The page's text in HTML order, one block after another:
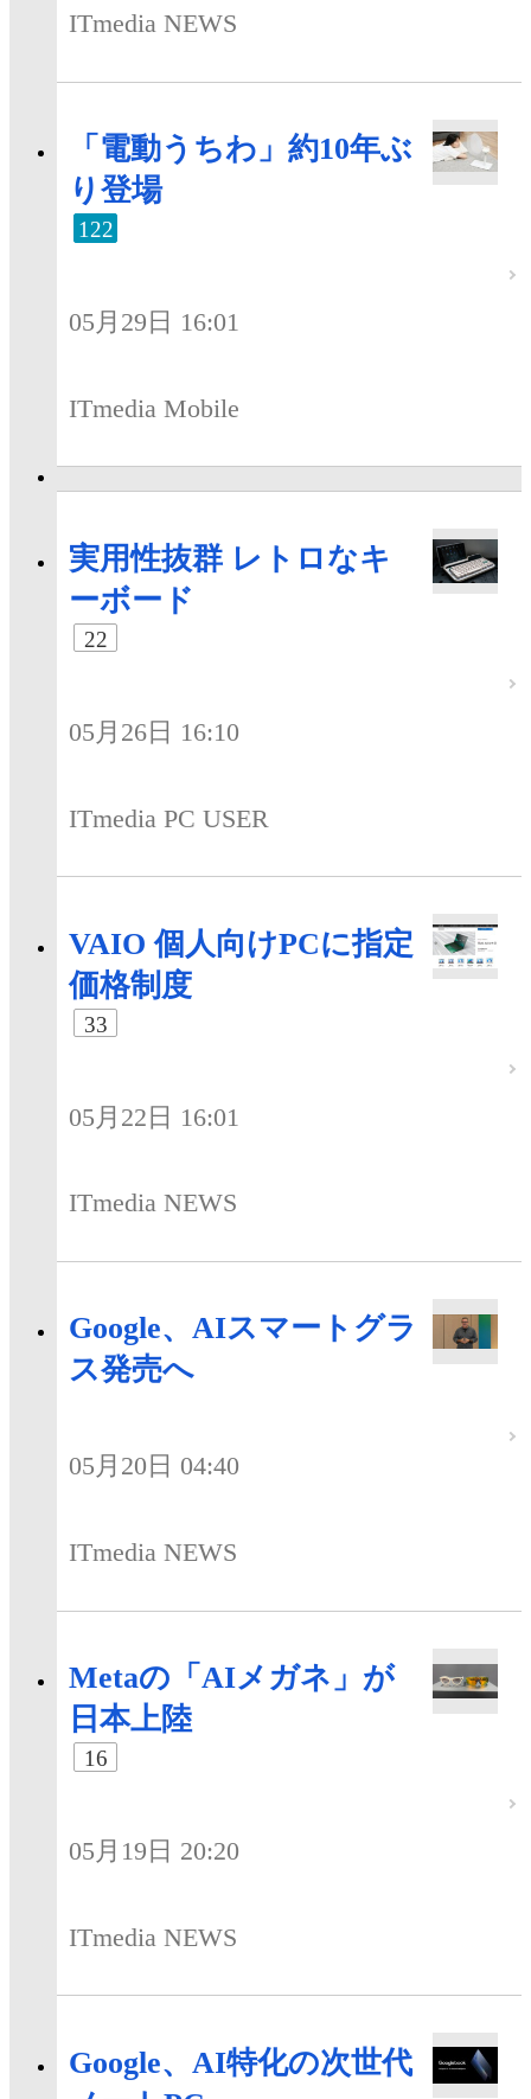
ITmedia NEWS
「電動うちわ」約10年ぶ
り登場
122
05月29日 16:01
ITmedia Mobile
実用性抜群 レトロなキ
ーボード
22
05月26日 16:10
ITmedia PC USER
VAIO 個人向けPCに指定
価格制度
33
05月22日 16:01
ITmedia NEWS
Google、AIスマートグラ
ス発売へ
05月20日 04:40
ITmedia NEWS
Metaの「AIメガネ」が
日本上陸
16
05月19日 20:20
ITmedia NEWS
Google、AI特化の次世代